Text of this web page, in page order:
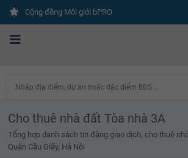
Cộng đồng Môi giới bPRO
Nhập địa điểm, dự án hoặc đặc điểm BĐS ...
Cho thuê nhà đất Tòa nhà 3A
Tổng hợp danh sách tin đăng giao dịch, cho thuê
Quận Cầu Giấy, Hà Nội